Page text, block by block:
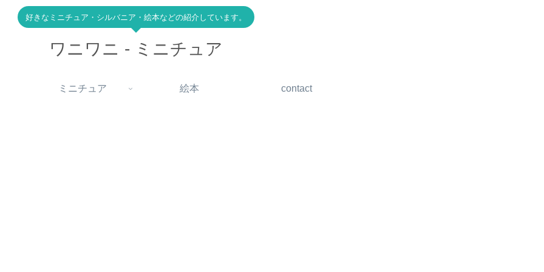
好きなミニチュア・シルバニア・絵本などの紹介しています。
ワニワニ - ミニチュア
ミニチュア 絵本 contact